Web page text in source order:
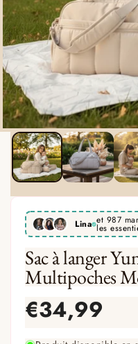
Lina et 987
les
Sac à langer
Multipoches